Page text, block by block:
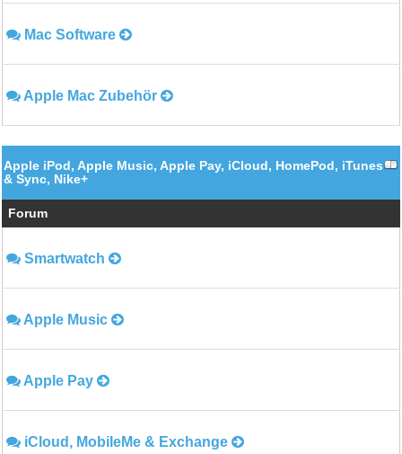
Mac Software
Apple Mac Zubehör
Apple iPod, Apple Music, Apple Pay, iCloud, HomePod, iTunes
& Sync, Nike+
Forum
Smartwatch
Apple Music
Apple Pay
iCloud, MobileMe & Exchange